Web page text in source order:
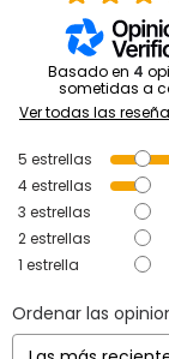
Basado en 4
sometidas a
Ver todas las
5 estrellas
4estrellas
3 estrellas
2estrellas
1 estrella
Ordenar las